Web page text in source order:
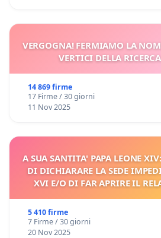
VERGOGNA! FERMIAMO LA
VERTICI DELLA
14 869 firme
17 Firme / 30 giorni
11 Nov 2025
A SUA SANTITA' PAPA LEONE
DI DICHIARARE LA SEDE
XVI E/O DI FAR APRIRE IL
5 410 firme
7 Firme / 30 giorni
20 Nov 2025